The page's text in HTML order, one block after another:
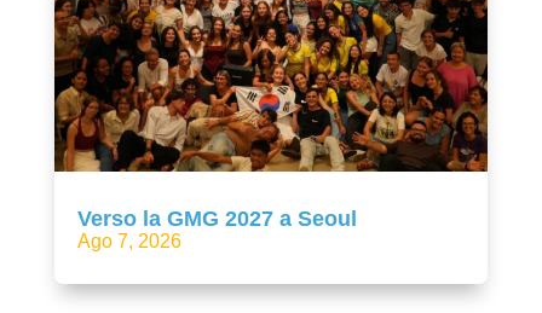
Verso la GMG 2027 a Seoul
Ago 7, 2026